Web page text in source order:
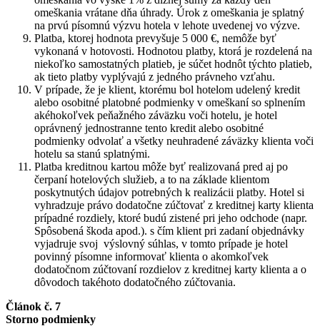
omeškania vrátane dňa úhrady. Úrok z omeškania je splatný
na prvú písomnú výzvu hotela v lehote uvedenej vo výzve.
Platba, ktorej hodnota prevyšuje 5 000 €, nemôže byť
vykonaná v hotovosti. Hodnotou platby, ktorá je rozdelená na
niekoľko samostatných platieb, je súčet hodnôt týchto platieb,
ak tieto platby vyplývajú z jedného právneho vzťahu.
V prípade, že je klient, ktorému bol hotelom udelený kredit
alebo osobitné platobné podmienky v omeškaní so splnením
akéhokoľvek peňažného záväzku voči hotelu, je hotel
oprávnený jednostranne tento kredit alebo osobitné
podmienky odvolať a všetky neuhradené záväzky klienta voči
hotelu sa stanú splatnými.
Platba kreditnou kartou môže byť realizovaná pred aj po
čerpaní hotelových služieb, a to na základe klientom
poskytnutých údajov potrebných k realizácii platby. Hotel si
vyhradzuje právo dodatočne zúčtovať z kreditnej karty klienta
prípadné rozdiely, ktoré budú zistené pri jeho odchode (napr.
Spôsobená škoda apod.). s čím klient pri zadaní objednávky
vyjadruje svoj výslovný súhlas, v tomto prípade je hotel
povinný písomne informovať klienta o akomkoľvek
dodatočnom zúčtovaní rozdielov z kreditnej karty klienta a o
dôvodoch takéhoto dodatočného zúčtovania.
Článok č. 7
Storno podmienky